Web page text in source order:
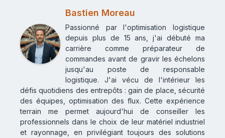
Bastien Moreau
Passionné par l'optimisation logistique
depuis plus de 15 ans, j'ai débuté ma
carrière comme préparateur de
commandes avant de gravir les échelons
jusqu'au poste de responsable
logistique. J'ai vécu de l'intérieur les
défis quotidiens des entrepôts : gain de place, sécurité
des équipes, optimisation des flux. Cette expérience
terrain me permet aujourd'hui de conseiller les
professionnels dans le choix de leur matériel industriel
et rayonnage, en privilégiant toujours des solutions